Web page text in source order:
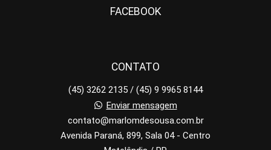
FACEBOOK
CONTATO
(45) 3262 2135 / (45) 9 9965 8144
Enviar mensagem
contato@marlomdesousa.com.br
Avenida Paraná, 899, Sala 04 - Centro